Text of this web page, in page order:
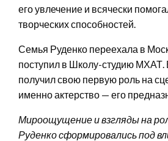
его увлечение и всячески
творческих способностей.
Семья Руденко переехала в
поступил в Школу-студию МХАТ.
получил свою первую роль на
именно актерство — его
Мироощущение и взгляды на
Руденко сформировались под